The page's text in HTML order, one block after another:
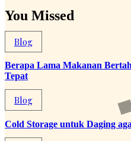
You Missed
Blog
Berapa Lama Makanan
Tepat
Blog
Cold Storage untuk Daging